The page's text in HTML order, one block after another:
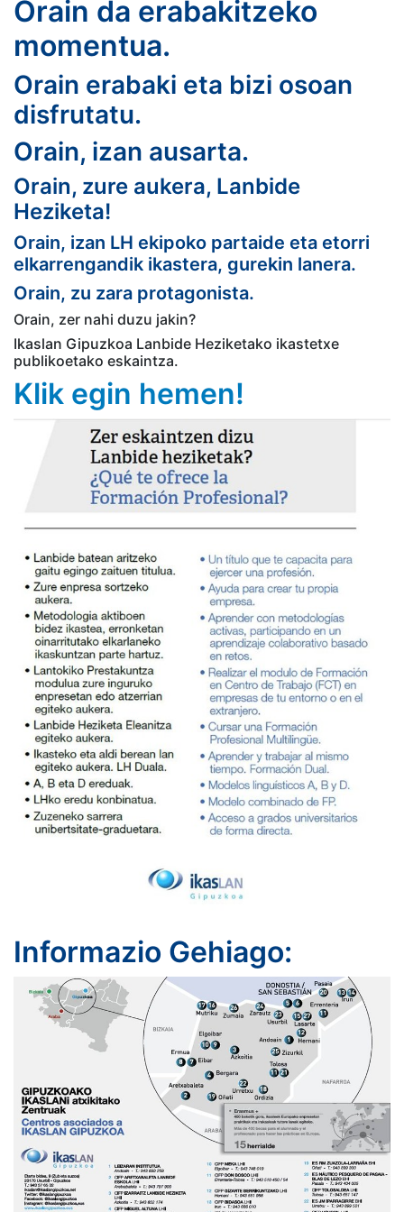
Orain da erabakitzeko
momentua.
Orain erabaki eta bizi osoan
disfrutatu.
Orain, izan ausarta.
Orain, zure aukera, Lanbide
Heziketa!
Orain, izan LH ekipoko partaide eta etorri
elkarrengandik ikastera, gurekin lanera.
Orain, zu zara protagonista.
Orain, zer nahi duzu jakin?
Ikaslan Gipuzkoa Lanbide Heziketako ikastetxe
publikoetako eskaintza.
Klik egin hemen!
Informazio Gehiago: